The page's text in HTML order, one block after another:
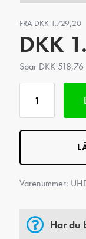
FRA DKK 1.729,20
DKK
Spar DKK 518,76
Varenummer:
Har du